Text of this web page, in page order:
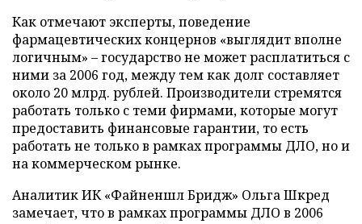
Как отмечают эксперты, поведение
фармацевтических концернов «выглядит вполне
логичным» – государство не может расплатиться с
ними за 2006 год, между тем как долг составляет
около 20 млрд. рублей. Производители стремятся
работать только с теми фирмами, которые могут
предоставить финансовые гарантии, то есть
работать не только в рамках программы ДЛО, но и
на коммерческом рынке.
Аналитик ИК «Файненшл Бридж» Ольга Шкред
замечает, что в рамках программы ДЛО в 2006